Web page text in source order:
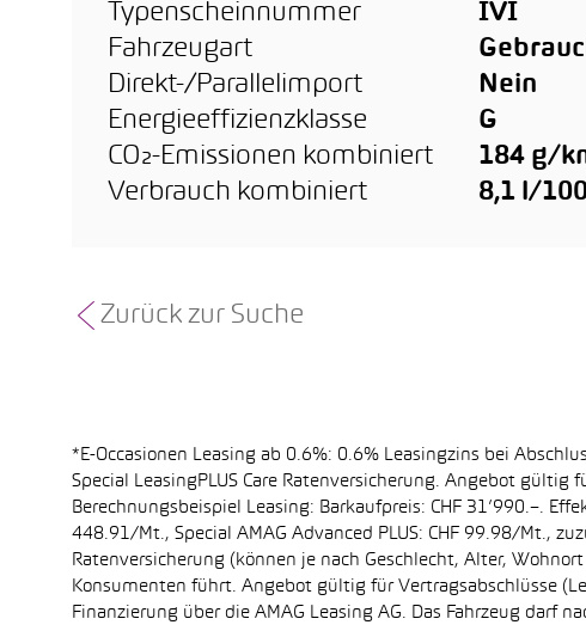
Typenscheinnummer
IVI
Fahrzeugart
Direkt-/Parallelimport
Nein
Energieeffizienzklasse
G
CO₂-Emissionen kombiniert
184 g/
Verbrauch kombiniert
8,1 l/
Zurück zur Suche
*E-Occasionen Leasing ab 0.6%: 0.6% Leasingzins bei
Special LeasingPLUS Care Ratenversicherung. Angebot gültig
Berechnungsbeispiel Leasing: Barkaufpreis: CHF 31’990.–.
448.91/Mt., Special AMAG Advanced PLUS: CHF 99.98/Mt.,
Ratenversicherung (können je nach Geschlecht, Alter,
Konsumenten führt. Angebot gültig für Vertragsabschlüsse
Finanzierung über die AMAG Leasing AG. Das Fahrzeug darf